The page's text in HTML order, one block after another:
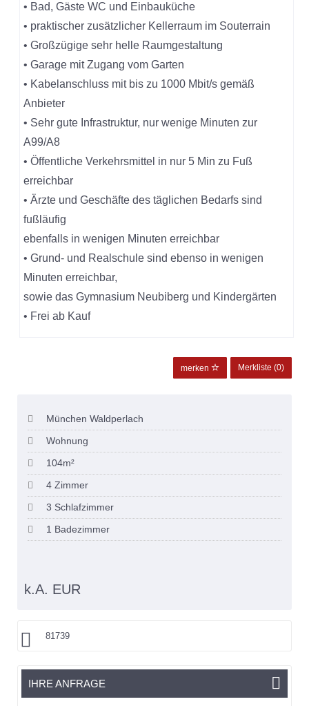
• Bad, Gäste WC und Einbauküche
• praktischer zusätzlicher Kellerraum im Souterrain
• Großzügige sehr helle Raumgestaltung
• Garage mit Zugang vom Garten
• Kabelanschluss mit bis zu 1000 Mbit/s gemäß
Anbieter
• Sehr gute Infrastruktur, nur wenige Minuten zur
A99/A8
• Öffentliche Verkehrsmittel in nur 5 Min zu Fuß
erreichbar
• Ärzte und Geschäfte des täglichen Bedarfs sind
fußläufig
ebenfalls in wenigen Minuten erreichbar
• Grund- und Realschule sind ebenso in wenigen
Minuten erreichbar,
sowie das Gymnasium Neubiberg und Kindergärten
• Frei ab Kauf
Merkliste (0)
merken
München Waldperlach
Wohnung
104m²
4 Zimmer
3 Schlafzimmer
1 Badezimmer
k.A. EUR
81739
IHRE ANFRAGE